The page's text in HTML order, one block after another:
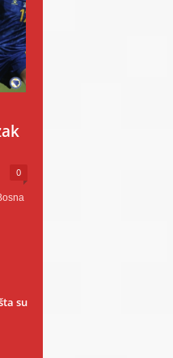
0
su